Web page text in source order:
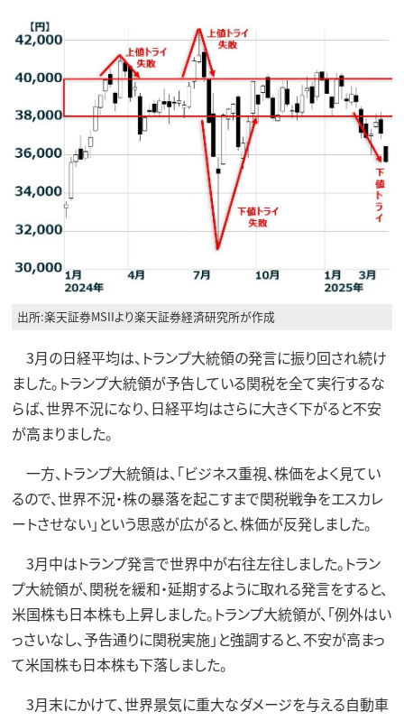
出所:楽天証券MSIIより楽天証券経済研究所が作成
3月の日経平均は、トランプ大統領の発言に振り回され続け
ました。トランプ大統領が予告している関税を全て実行するな
らば、世界不況になり、日経平均はさらに大きく下がると不安
が高まりました。
一方、トランプ大統領は、「ビジネス重視、株価をよく見てい
るので、世界不況・株の暴落を起こすまで関税戦争をエスカレ
ートさせない」という思惑が広がると、株価が反発しました。
3月中はトランプ発言で世界中が右往左往しました。トラン
プ大統領が、関税を緩和・延期するように取れる発言をすると、
米国株も日本株も上昇しました。トランプ大統領が、「例外はい
っさいなし、予告通りに関税実施」と強調すると、不安が高まっ
て米国株も日本株も下落しました。
3月末にかけて、世界景気に重大なダメージを与える自動車